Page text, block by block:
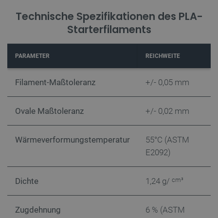
Technische Spezifikationen des PLA-
Starterfilaments
PARAMETER REICHWEITE
Filament-Maßtoleranz +/- 0,05 mm
Ovale Maßtoleranz +/- 0,02 mm
Wärmeverformungstemperatur
55°C (ASTM
E2092)
Dichte 1,24 g/ cm³
Zugdehnung
6 % (ASTM
critAccountId botland.de
PrestaShop-[abcdef0123456789]{32} .botland.de
LaVisitorId_Ym90bGFuZC5sYWRlc2suY29tLw .botland.de